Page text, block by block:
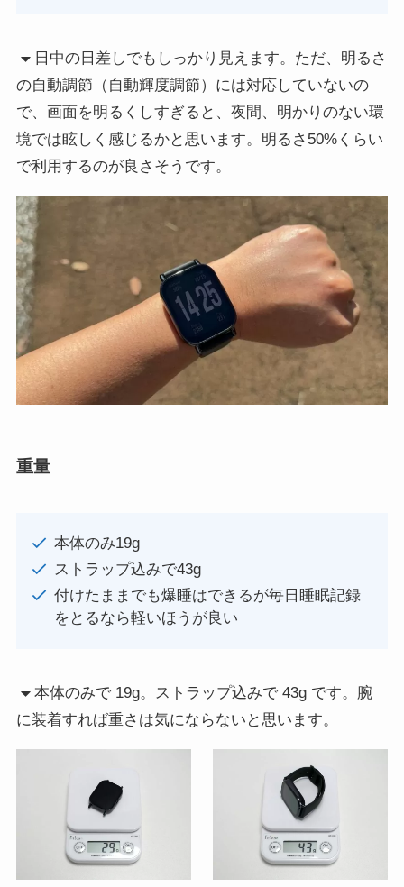
日中の日差しでもしっかり見えます。ただ、明るさ
の自動調節（自動輝度調節）には対応していないの
で、画面を明るくしすぎると、夜間、明かりのない環
境では眩しく感じるかと思います。明るさ50%くらい
で利用するのが良さそうです。
重量
本体のみ19g
ストラップ込みで43g
付けたままでも爆睡はできるが毎日睡眠記録
をとるなら軽いほうが良い
本体のみで 19g。ストラップ込みで 43g です。腕
に装着すれば重さは気にならないと思います。